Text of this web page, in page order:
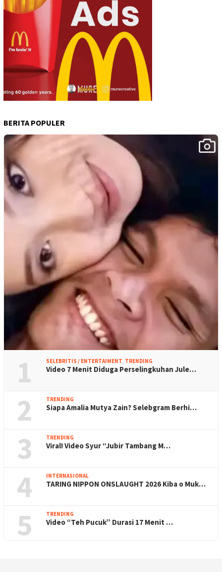
BERITA POPULER
1 SELEBRITIS / ENTERTAIMENT, TRENDING
Video 7 Menit Diduga Perselingkuhan Jule…
2 TRENDING
Siapa Amalia Mutya Zain? Selebgram Berhi…
3 TRENDING
Viral! Video Syur “Jubir Tambang M…
4 INTERNASIONAL
TARING NIPPON ONSLAUGHT 2026 Kiba o Muk…
5 TRENDING
Video “Teh Pucuk” Durasi 17 Menit …